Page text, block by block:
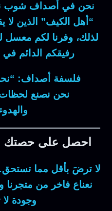
نحن في أصداف شوب
“أهل الكيف” الذين لا
لذلك، وفرنا لكم معسل
رفيقكم الدائم في
فلسفة أصداف:
نحن نصنع
احصل على حصتك
لا ترضَ بأقل مما
نعناع فاخر من متجرنا
وجودة